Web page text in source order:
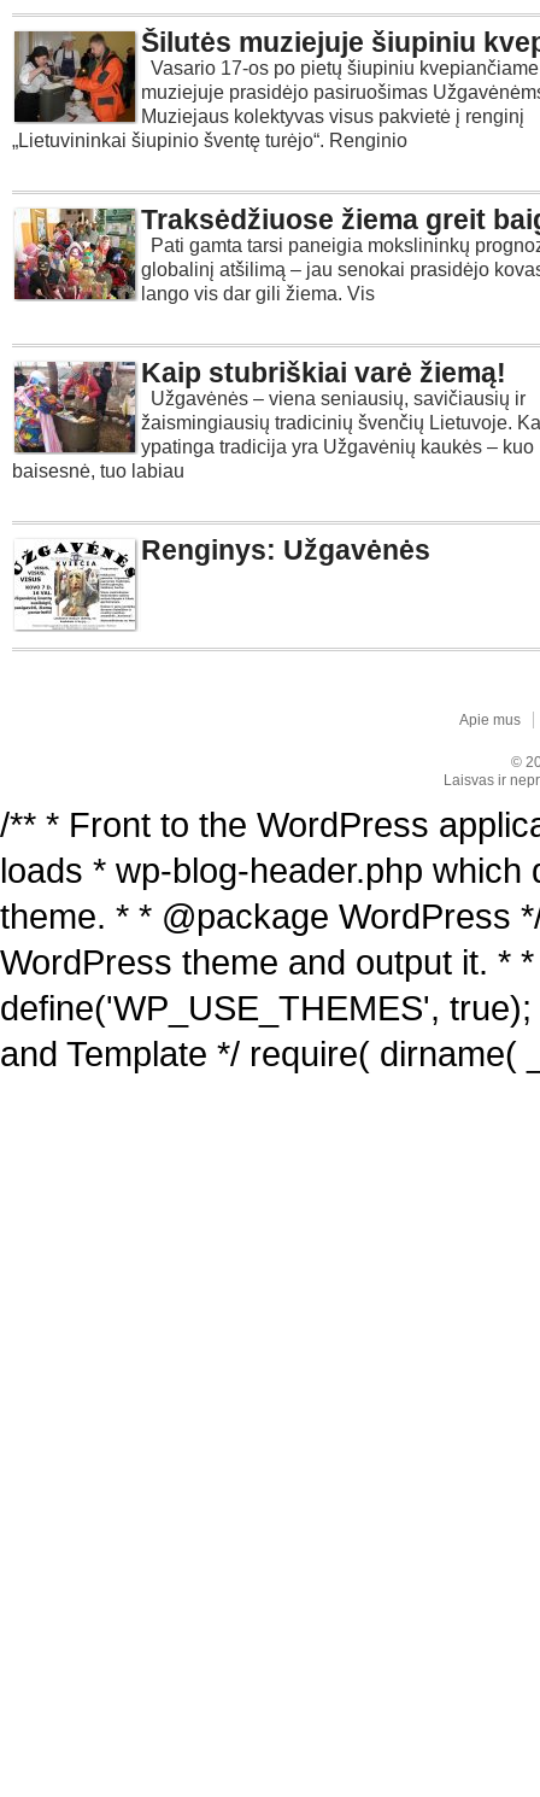
Šilutės muziejuje šiupiniu
Vasario 17-os po pietų šiupiniu
muziejuje prasidėjo pasiruošimas
Muziejaus kolektyvas visus pakvietė į renginį
„Lietuvininkai šiupinio šventę turėjo“. Renginio
Traksėdžiuose žiema greit
Pati gamta tarsi paneigia mokslininkų
globalinį atšilimą – jau senokai prasidėjo
lango vis dar gili žiema. Vis
Kaip stubriškiai varė žiemą!
Užgavėnės – viena seniausių, savičiausių ir
žaismingiausių tradicinių švenčių Lietuvoje.
ypatinga tradicija yra Užgavėnių kaukės – kuo
baisesnė, tuo labiau
Renginys: Užgavėnės
Apie mus
©
Laisvas ir
/** * Front to the WordPress
loads * wp-blog-header.php
theme. * * @package WordPress
WordPress theme and output it. *
define('WP_USE_THEMES',
and Template */ require( dirname(